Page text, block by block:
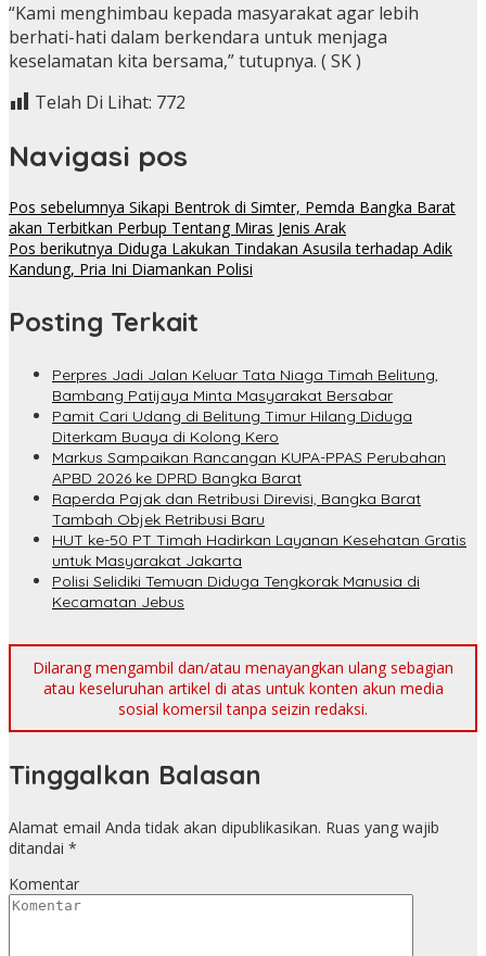
“Kami menghimbau kepada masyarakat agar lebih
berhati-hati dalam berkendara untuk menjaga
keselamatan kita bersama,” tutupnya. ( SK )
Telah Di Lihat: 772
Navigasi pos
Pos sebelumnya Sikapi Bentrok di Simter, Pemda Bangka Barat
akan Terbitkan Perbup Tentang Miras Jenis Arak
Pos berikutnya Diduga Lakukan Tindakan Asusila terhadap Adik
Kandung, Pria Ini Diamankan Polisi
Posting Terkait
Perpres Jadi Jalan Keluar Tata Niaga Timah Belitung,
Bambang Patijaya Minta Masyarakat Bersabar
Pamit Cari Udang di Belitung Timur Hilang Diduga
Diterkam Buaya di Kolong Kero
Markus Sampaikan Rancangan KUPA-PPAS Perubahan
APBD 2026 ke DPRD Bangka Barat
Raperda Pajak dan Retribusi Direvisi, Bangka Barat
Tambah Objek Retribusi Baru
HUT ke-50 PT Timah Hadirkan Layanan Kesehatan Gratis
untuk Masyarakat Jakarta
Polisi Selidiki Temuan Diduga Tengkorak Manusia di
Kecamatan Jebus
Dilarang mengambil dan/atau menayangkan ulang sebagian
atau keseluruhan artikel di atas untuk konten akun media
sosial komersil tanpa seizin redaksi.
Tinggalkan Balasan
Alamat email Anda tidak akan dipublikasikan. Ruas yang wajib
ditandai *
Komentar